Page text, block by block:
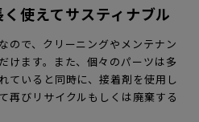
使えてサスティナブル
ので、クリーニングやメンテナン
けます。また、個々のパーツは多
ていると同時に、接着剤を使用し
再びリサイクルもしくは廃棄する